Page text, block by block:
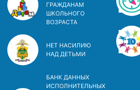
ГРАЖДАНАМ
ШКОЛЬНОГО
ВОЗРАСТА
НЕТ НАСИЛИЮ
НАД ДЕТЬМИ
БАНК ДАННЫХ
ИСПОЛНИТЕЛЬНЫХ